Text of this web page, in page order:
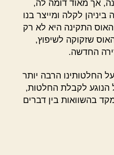
אך מאוד דומה לה,
לקלה ומייצר בנו
התקינה היא לא רק
שזקוקה לשיפוץ,
החדשה.
החלטותינו הרבה יותר
הנוגע לקבלת החלטות,
בהשוואות בין דברים